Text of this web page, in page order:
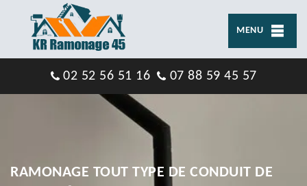
MENU
02 52 56 51 16 07 88 59 45 57
RAMONAGE TOUT TYPE DE CONDUIT DE